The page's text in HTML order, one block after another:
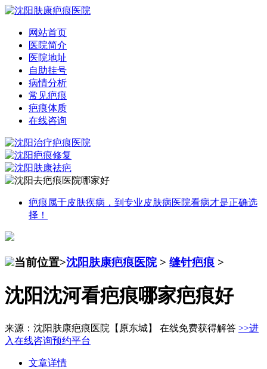
网站首页
医院简介
医院地址
自助挂号
病情分析
常见疤痕
疤痕体质
在线咨询
疤痕属于皮肤疾病，到专业皮肤病医院看病才是正确选
择！
当前位置>沈阳肤康疤痕医院> 缝针疤痕 >
沈阳沈河看疤痕哪家疤痕好
来源：沈阳肤康疤痕医院【原东城】 在线免费获得解答 >>进
入在线咨询预约平台
文章详情